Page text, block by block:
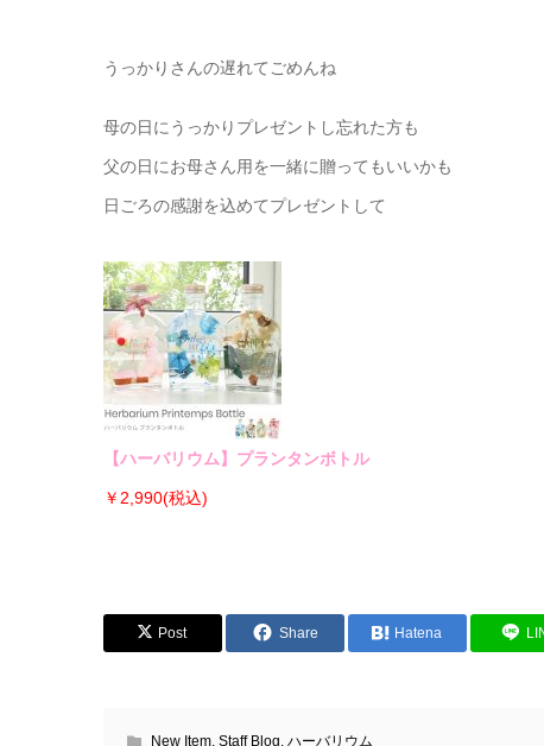
うっかりさんの遅れてごめんね
母の日にうっかりプレゼントし忘れた方も
父の日にお母さん用を一緒に贈ってもいいかも
日ごろの感謝を込めてプレゼントして
【ハーバリウム】プランタンボトル
￥2,990(税込)
Post Share Hatena
New Item, Staff Blog, ハーバリウム